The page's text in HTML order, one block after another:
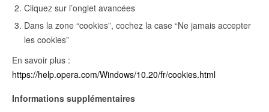
Cliquez sur l’onglet avancées
Dans la zone “cookies”, cochez la case “Ne jamais accepter
les cookies”
En savoir plus :
https://help.opera.com/Windows/10.20/fr/cookies.html
Informations supplémentaires